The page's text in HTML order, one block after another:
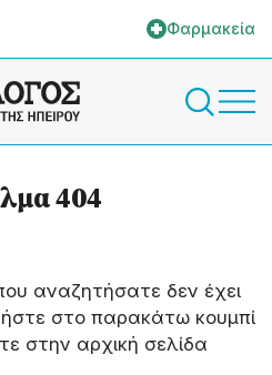
Φαρμακεία
404
αναζητήσατε δεν έχει
στο παρακάτω κουμπί
στην αρχική σελίδα